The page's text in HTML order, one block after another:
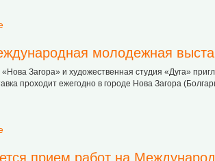
молодежная
Загора» и художественная студия «Дуга»
проходит ежегодно в городе Нова Загора
прием работ на